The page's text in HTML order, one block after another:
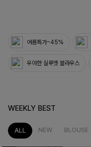
여름특가~45%
우아한 실루엣 블라우스
WEEKLY BEST
ALL NEW BLOUSE